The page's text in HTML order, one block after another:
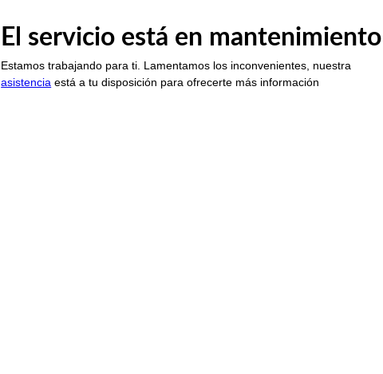
El servicio está en mantenimiento
Estamos trabajando para ti. Lamentamos los inconvenientes, nuestra
asistencia está a tu disposición para ofrecerte más información